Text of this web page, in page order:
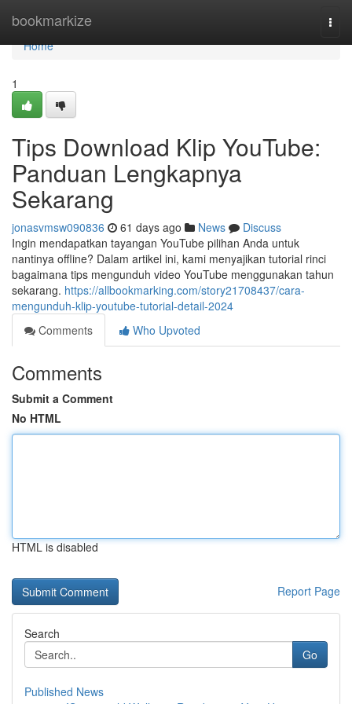
bookmarkize
Home
Home
1
Tips Download Klip YouTube:
Panduan Lengkapnya
Sekarang
jonasvmsw090836 61 days ago News
Discuss
Ingin mendapatkan tayangan YouTube pilihan Anda untuk
nantinya offline? Dalam artikel ini, kami menyajikan tutorial rinci
bagaimana tips mengunduh video YouTube menggunakan tahun
sekarang. https://allbookmarking.com/story21708437/cara-
mengunduh-klip-youtube-tutorial-detail-2024
Comments
Who Upvoted
Comments
Submit a Comment
No HTML
HTML is disabled
Report Page
Search
Go
Published News